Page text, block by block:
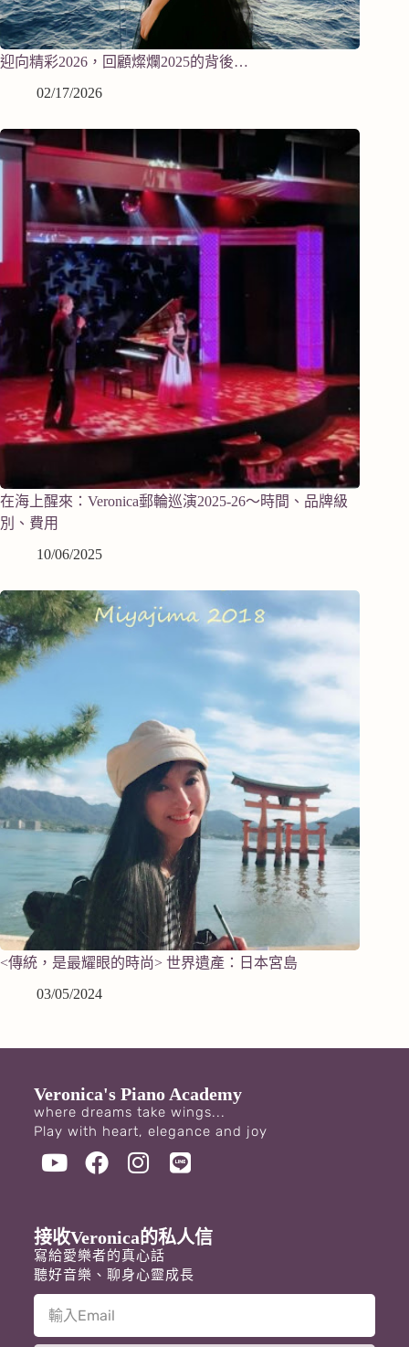
迎向精彩2026，回顧燦爛2025的背後…
02/17/2026
在海上醒來：Veronica郵輪巡演2025-26～時間、品牌級
別、費用
10/06/2025
<傳統，是最耀眼的時尚> 世界遺產：日本宮島
03/05/2024
Veronica's Piano Academy
where dreams take wings...
Play with heart, elegance and joy
接收Veronica的私人信
寫給愛樂者的真心話
聽好音樂、聊身心靈成長